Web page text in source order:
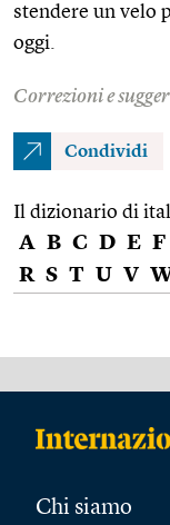
stendere un velo
oggi.
Correzioni e
Condividi
Il dizionario di
A B C D E F
R S T U V
Chi siamo